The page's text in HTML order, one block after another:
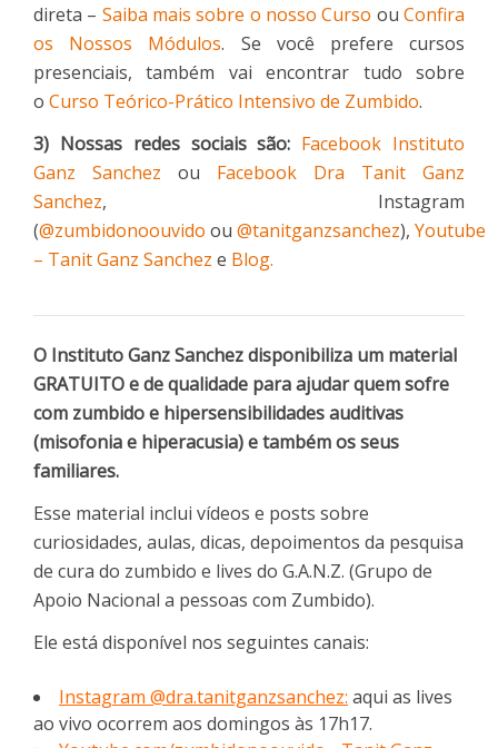
direta – Saiba mais sobre o nosso Curso ouConfira
os Nossos Módulos. Se você prefere cursos
presenciais, também vai encontrar tudo sobre
o Curso Teórico-Prático Intensivo de Zumbido.
3) Nossas redes sociais são: Facebook Instituto
Ganz Sanchez ou Facebook Dra Tanit Ganz
Sanchez, Instagram
(@zumbidonoouvido ou @tanitganzsanchez), Youtube
– Tanit Ganz Sanchez e Blog.
O Instituto Ganz Sanchez disponibiliza um material
GRATUITO e de qualidade para ajudar quem sofre
com zumbido e hipersensibilidades auditivas
(misofonia e hiperacusia) e também os seus
familiares.
Esse material inclui vídeos e posts sobre
curiosidades, aulas, dicas, depoimentos da pesquisa
de cura do zumbido e lives do G.A.N.Z. (Grupo de
Apoio Nacional a pessoas com Zumbido).
Ele está disponível nos seguintes canais:
Instagram @dra.tanitganzsanchez: aqui as lives
ao vivo ocorrem aos domingos às 17h17.